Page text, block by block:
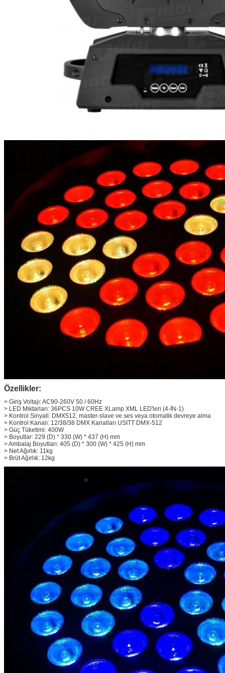
Özellikler:
> Giriş Voltajı: AC90-260V 50 / 60Hz
> LED Miktarları: 36PCS 10W CREE XLamp XML LED'leri (4-İN-1)
> Kontrol Sinyali: DMX512, master-slave ve ses veya otomatik devreye alma
> Kontrol Kanalı: 12/38/38 DMX Kanalları USITT DMX-512
> Güç Tüketimi: 400W
> Boyutlar: 229 (D) * 330 (W) * 437 (H) mm
> Ambalaj Boyutları: 405 (D) * 300 (W) * 425 (H) mm
> Net Ağırlık: 11kg
> Brüt Ağırlık: 12kg